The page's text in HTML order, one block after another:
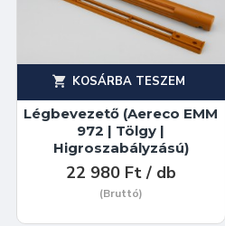
Légbevezető (Aereco EMM
972 | Tölgy |
Higroszabályzású)
22 980 Ft / db
(Bruttó)
KOSÁRBA TESZEM